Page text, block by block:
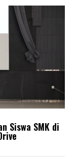
Siswa SMK di